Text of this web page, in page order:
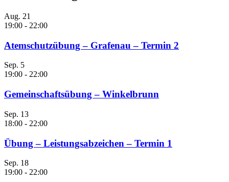
Aug. 21
19:00 - 22:00
Atemschutzübung – Grafenau – Termin 2
Sep. 5
19:00 - 22:00
Gemeinschaftsübung – Winkelbrunn
Sep. 13
18:00 - 22:00
Übung – Leistungsabzeichen – Termin 1
Sep. 18
19:00 - 22:00